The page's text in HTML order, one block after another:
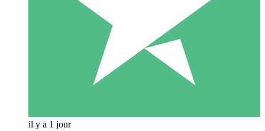
il y a 1 jour